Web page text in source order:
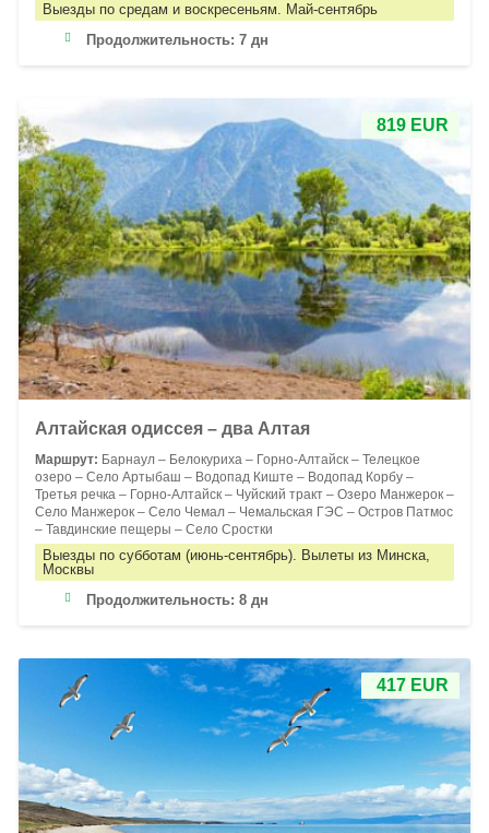
Выезды по средам и воскресеньям. Май-сентябрь
Продолжительность: 7 дн
819 EUR
Алтайская одиссея – два Алтая
Маршрут: Барнаул – Белокуриха – Горно-Алтайск – Телецкое
озеро – Село Артыбаш – Водопад Киште – Водопад Корбу –
Третья речка – Горно-Алтайск – Чуйский тракт – Озеро Манжерок –
Село Манжерок – Село Чемал – Чемальская ГЭС – Остров Патмос
– Тавдинские пещеры – Село Сростки
Выезды по субботам (июнь-сентябрь). Вылеты из Минска,
Москвы
Продолжительность: 8 дн
417 EUR